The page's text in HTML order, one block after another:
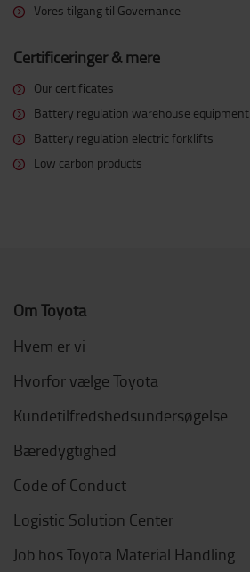
Vores tilgang til Governance
Certificeringer & mere
Our certificates
Battery regulation warehouse equipment
Battery regulation electric forklifts
Low carbon products
Om Toyota
Hvem er vi
Hvorfor vælge Toyota
Kundetilfredshedsundersøgelse
Bæredygtighed
Code of Conduct
Logistic Solution Center
Job hos Toyota Material Handling